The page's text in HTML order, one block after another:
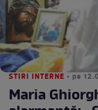
STIRI INTERNE • pe
Maria